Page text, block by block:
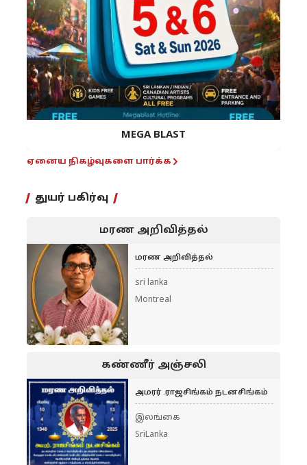
MEGA BLAST
ஏனைய நிகழ்வுகளை பார்க்க
துயர் பகிர்வு
மரண அறிவித்தல்
மரண அறிவித்தல்
sri lanka
Montreal
கண்ணீர் அஞ்சலி
அமரர் .ராஜசிங்கம் நடனசிங்கம்
இலங்கை
SriLanka